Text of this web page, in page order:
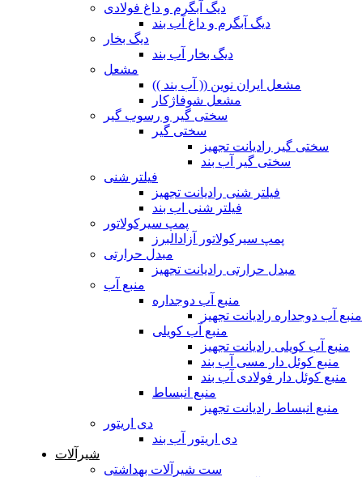
دیگ آبگرم و داغ فولادی
دیگ آبگرم و داغ آب بند
دیگ بخار
دیگ بخار آب بند
مشعل
مشعل ایران نوین (( آب بند ))
مشعل شوفاژکار
سختی گیر و رسوب گیر
سختی گیر
سختی گیر رادیانت تجهیز
سختی گیر آب بند
فیلتر شنی
فیلتر شنی رادیانت تجهیز
فیلتر شنی اب بند
پمپ سیرکولاتور
پمپ سیرکولاتور آزادالبرز
مبدل حرارتی
مبدل حرارتی رادیانت تجهیز
منبع آب
منبع آب دوجداره
منبع آب دوجداره رادیانت تجهیز
منبع آب کویلی
منبع آب کویلی رادیانت تجهیز
منبع کوئل دار مسی آب بند
منبع کوئل دار فولادی آب بند
منبع انبساط
منبع انبساط رادیانت تجهیز
دی اریتور
دی اریتور آب بند
شیرآلات
ست شیرآلات بهداشتی